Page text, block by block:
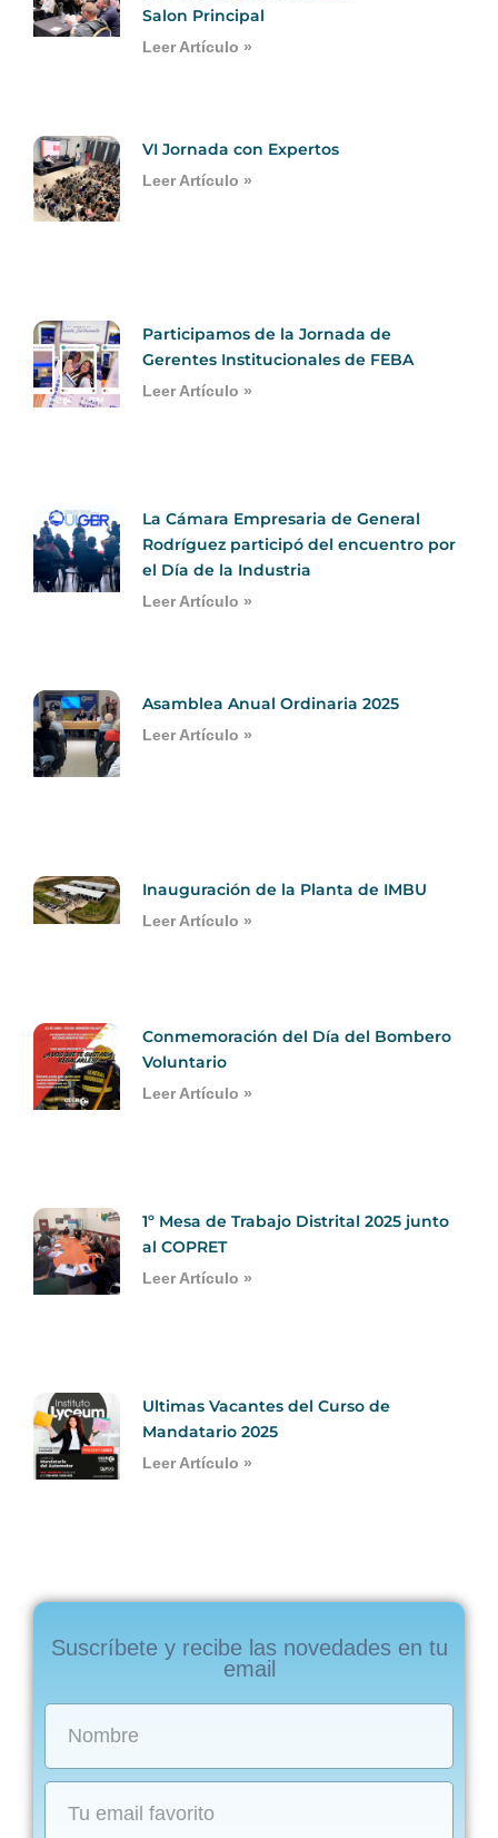
Salon Principal
Leer Artículo »
VI Jornada con Expertos
Leer Artículo »
Participamos de la Jornada de
Gerentes Institucionales de FEBA
Leer Artículo »
La Cámara Empresaria de General
Rodríguez participó del encuentro por
el Día de la Industria
Leer Artículo »
Asamblea Anual Ordinaria 2025
Leer Artículo »
Inauguración de la Planta de IMBU
Leer Artículo »
Conmemoración del Día del Bombero
Voluntario
Leer Artículo »
1º Mesa de Trabajo Distrital 2025 junto
al COPRET
Leer Artículo »
Ultimas Vacantes del Curso de
Mandatario 2025
Leer Artículo »
Suscríbete y recibe las novedades en tu
email